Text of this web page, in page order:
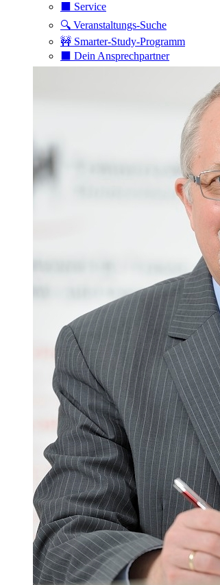
⬛️ Service
🔍 Veranstaltungs-Suche
🚧 Smarter-Study-Programm
⬛️ Dein Ansprechpartner